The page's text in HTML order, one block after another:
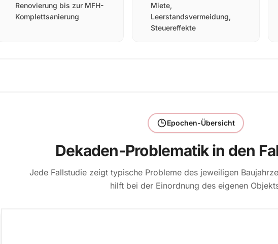
Renovierung bis zur MFH-
Komplettsanierung
Miete,
Leerstandsvermeidung,
Steuereffekte
Epochen-Übersicht
Dekaden-Problematik in den
Jede Fallstudie zeigt typische Probleme des jeweiligen
hilft bei der Einordnung des eigenen